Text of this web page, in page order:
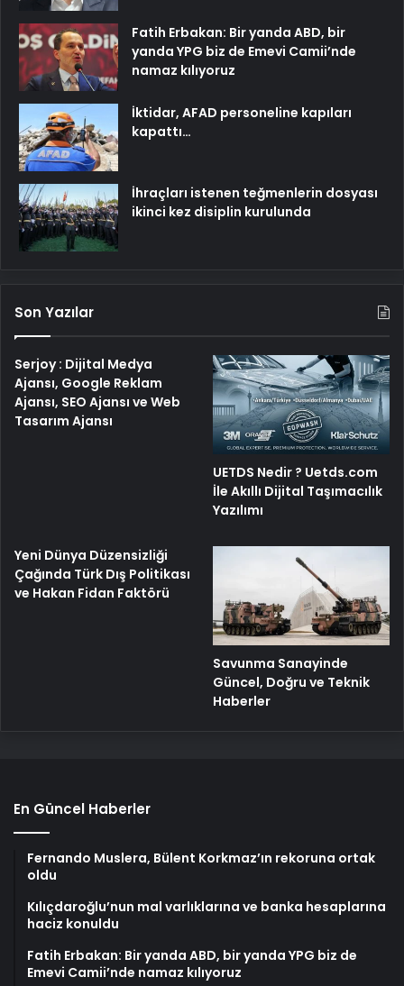
Fatih Erbakan: Bir yanda ABD, bir
yanda YPG biz de Emevi Camii’nde
namaz kılıyoruz
İktidar, AFAD personeline kapıları
kapattı…
İhraçları istenen teğmenlerin dosyası
ikinci kez disiplin kurulunda
Son Yazılar
Serjoy : Dijital Medya
Ajansı, Google Reklam
Ajansı, SEO Ajansı ve Web
Tasarım Ajansı
UETDS Nedir ? Uetds.com
İle Akıllı Dijital Taşımacılık
Yazılımı
Yeni Dünya Düzensizliği
Çağında Türk Dış Politikası
ve Hakan Fidan Faktörü
Savunma Sanayinde
Güncel, Doğru ve Teknik
Haberler
En Güncel Haberler
Fernando Muslera, Bülent Korkmaz’ın rekoruna ortak
oldu
Kılıçdaroğlu’nun mal varlıklarına ve banka hesaplarına
haciz konuldu
Fatih Erbakan: Bir yanda ABD, bir yanda YPG biz de
Emevi Camii’nde namaz kılıyoruz